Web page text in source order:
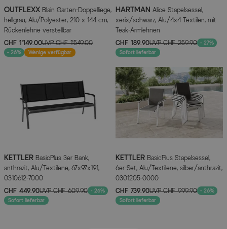
OUTFLEXX Blain Garten-Doppelliege,
hellgrau, Alu/Polyester, 210 x 144 cm,
Rückenlehne verstellbar
CHF 1’149.00UVPCHF 1’549.00
- 26% Wenige verfügbar
HARTMAN Alice Stapelsessel,
xerix/schwarz, Alu/4x4 Textilen, mit
Teak-Armlehnen
CHF 189.90UVPCHF 259.90 - 27%
Sofort lieferbar
KETTLER BasicPlus 3er Bank,
anthrazit, Alu/Textilene, 67x97x191,
0310612-7000
CHF 449.90UVPCHF 609.90 - 26%
Sofort lieferbar
KETTLER BasicPlus Stapelsessel,
6er-Set, Alu/Textilene, silber/anthrazit,
0301205-0000
CHF 739.90UVPCHF 999.90 - 26%
Sofort lieferbar